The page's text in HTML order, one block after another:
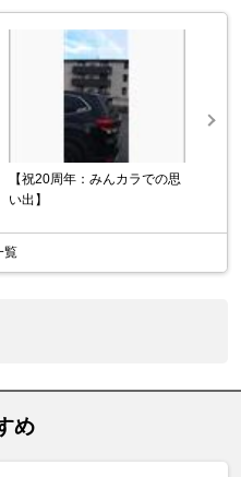
【祝20周年：みんカラでの思
い出】
覧
め